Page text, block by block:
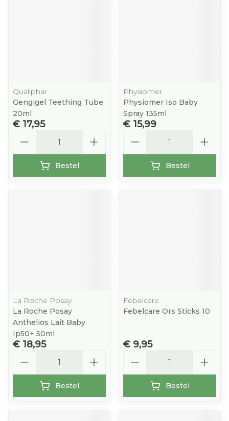
Qualiphar
Gengigel Teething Tube
20ml
€ 17,95
Bestel
Physiomer
Physiomer Iso Baby
Spray 135ml
€ 15,99
Bestel
La Roche Posay
La Roche Posay
Anthelios Lait Baby
Ip50+ 50ml
€ 18,95
Bestel
Febelcare
Febelcare Ors Sticks 10
€ 9,95
Bestel